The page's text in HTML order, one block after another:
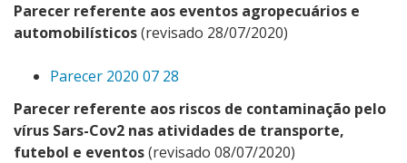
Parecer referente aos eventos agropecuários e
automobilísticos(revisado 28/07/2020)
Parecer 2020 07 28
Parecer referente aos riscos de contaminação pelo
vírus Sars-Cov2 nas atividades de transporte,
futebol e eventos(revisado 08/07/2020)